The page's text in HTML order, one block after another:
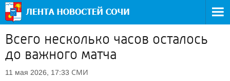
Всего несколько часов осталось
до важного матча
11 мая 2026, 17:33 СМИ